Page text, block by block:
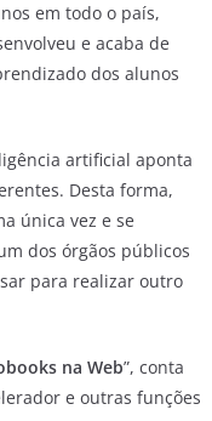
em todo o país,
e acaba de
dos alunos
artificial aponta
Desta forma,
única vez e se
dos órgãos públicos
para realizar outro
na Web”, conta
e outras funções